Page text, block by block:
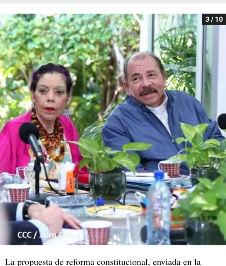
3 / 10
La propuesta de reforma constitucional, enviada en la